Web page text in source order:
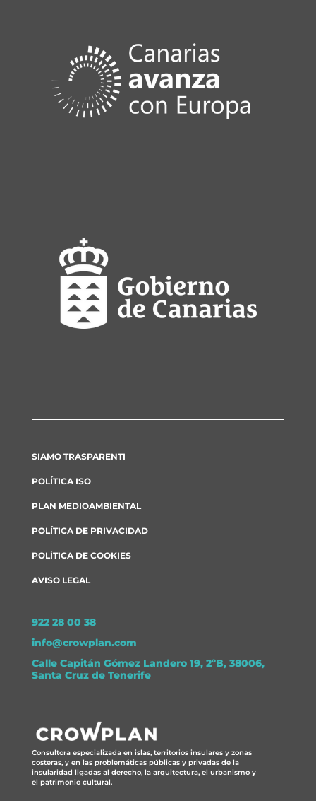
SIAMO TRASPARENTI
POLÍTICA ISO
PLAN MEDIOAMBIENTAL
POLÍTICA DE PRIVACIDAD
POLÍTICA DE COOKIES
AVISO LEGAL
922 28 00 38
info@crowplan.com
Calle Capitán Gómez Landero 19, 2ºB, 38006,
Santa Cruz de Tenerife
Consultora especializada en islas, territorios insulares y zonas
costeras, y en las problemáticas públicas y privadas de la
insularidad ligadas al derecho, la arquitectura, el urbanismo y
el patrimonio cultural.